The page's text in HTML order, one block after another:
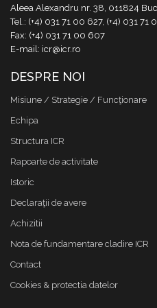
Aleea Alexandru nr. 38, 011824
Tel.: (+4) 031 71 00 627, (+4) 031 71
Fax: (+4) 031 71 00 607
E-mail: icr@icr.ro
DESPRE NOI
Misiune / Strategie / Funcţionare
Echipa
Structura ICR
Rapoarte de activitate
Istoric
Declaraţii de avere
Achizitii
Nota de fundamentare cladire ICR
Contact
Cookies & protectia datelor